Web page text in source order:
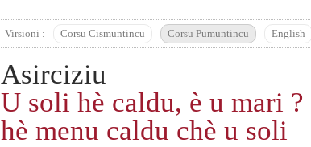
Virsioni : Corsu Cismuntincu Corsu Pumuntincu English
Asirciziu
U soli hè caldu, è u mari
hè menu caldu chè u soli